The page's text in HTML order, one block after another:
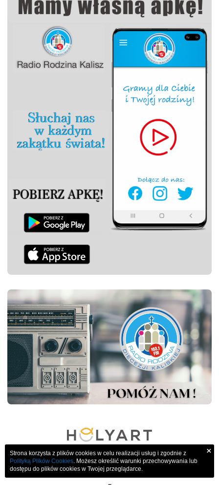
Strona korzysta z plików cookies w celu realizacji usług i zgodnie z
Polityką Plików Cookies. Możesz określić warunki przechowywania lub
dostępu do plików cookies w Twojej przeglądarce.
×